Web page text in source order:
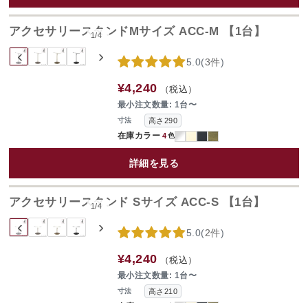
‹ ›
1/4
アクセサリースタンドMサイズ ACC-M 【1台】
寸法 高さ290
在庫カラー 4色
5.0(3件)
¥4,240 （税込）
最小注文数量: 1台〜
詳細を見る
‹ ›
1/4
アクセサリースタンド Sサイズ ACC-S 【1台】
寸法 高さ210
5.0(2件)
¥4,240 （税込）
最小注文数量: 1台〜